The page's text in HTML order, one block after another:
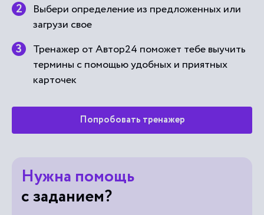
Выбери определение из предложенных или
загрузи свое
Тренажер от Автор24 поможет тебе выучить
термины с помощью удобных и приятных
карточек
Попробовать тренажер
Нужна помощь
с заданием?